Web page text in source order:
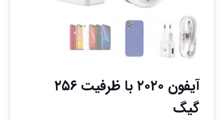
آیفون ۲۰۲۰ با ظرفیت ۲۵۶
گیگ